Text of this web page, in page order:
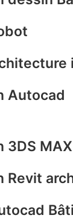
Autocad
3DS MAX
Revit